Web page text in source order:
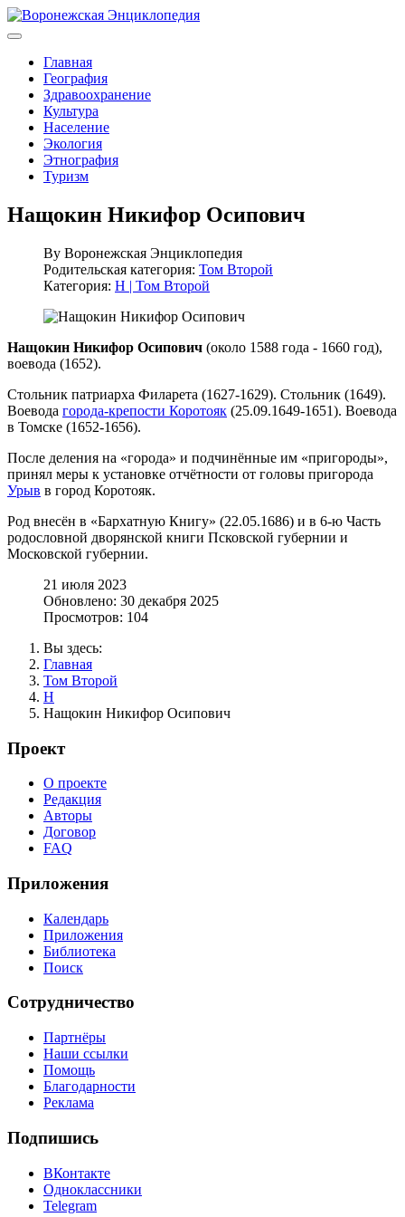
Главная
География
Здравоохранение
Культура
Население
Экология
Этнография
Туризм
Нащокин Никифор Осипович
By Воронежская Энциклопедия
Родительская категория: Том Второй
Категория: Н | Том Второй
Нащокин Никифор Осипович (около 1588 года - 1660 год),
воевода (1652).
Стольник патриарха Филарета (1627-1629). Стольник (1649).
Воевода города-крепости Коротояк (25.09.1649-1651). Воевода
в Томске (1652-1656).
После деления на «города» и подчинённые им «пригороды»,
принял меры к установке отчётности от головы пригорода
Урыв в город Коротояк.
Род внесён в «Бархатную Книгу» (22.05.1686) и в 6-ю Часть
родословной дворянской книги Псковской губернии и
Московской губернии.
21 июля 2023
Обновлено: 30 декабря 2025
Просмотров: 104
Вы здесь:
Главная
Том Второй
Н
Нащокин Никифор Осипович
Проект
О проекте
Редакция
Авторы
Договор
FAQ
Приложения
Календарь
Приложения
Библиотека
Поиск
Сотрудничество
Партнёры
Наши ссылки
Помощь
Благодарности
Реклама
Подпишись
ВКонтакте
Одноклассники
Telegram